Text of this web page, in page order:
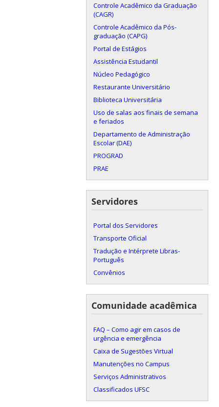
Controle Acadêmico da Graduação
(CAGR)
Controle Acadêmico da Pós-
graduação (CAPG)
Portal de Estágios
Assistência Estudantil
Núcleo Pedagógico
Restaurante Universitário
Biblioteca Universitária
Uso de salas aos finais de semana
e feriados
Departamento de Administração
Escolar (DAE)
PROGRAD
PRAE
Servidores
Portal dos Servidores
Transporte Oficial
Tradução e Intérprete Libras-
Português
Convênios
Comunidade acadêmica
FAQ – Como agir em casos de
urgência e emergência
Caixa de Sugestões Virtual
Manutenções no Campus
Serviços Administrativos
Classificados UFSC